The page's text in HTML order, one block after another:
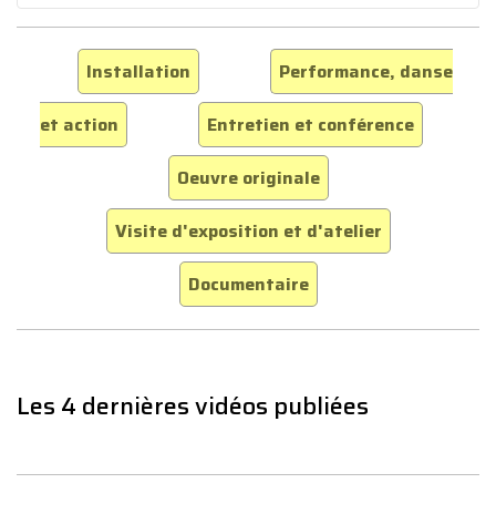
Installation
Performance, danse
et action
Entretien et conférence
Oeuvre originale
Visite d'exposition et d'atelier
Documentaire
Les 4 dernières vidéos publiées